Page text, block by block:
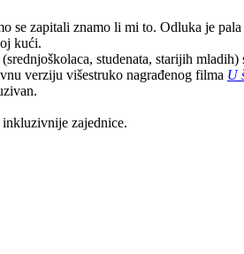
se zapitali znamo li mi to. Odluka je
kući.
studenata, starijih
verziju višestruko nagrađenog filma U
zajednice.